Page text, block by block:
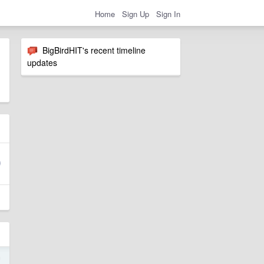
Home Sign Up Sign In
BigBirdHIT's recent timeline
updates